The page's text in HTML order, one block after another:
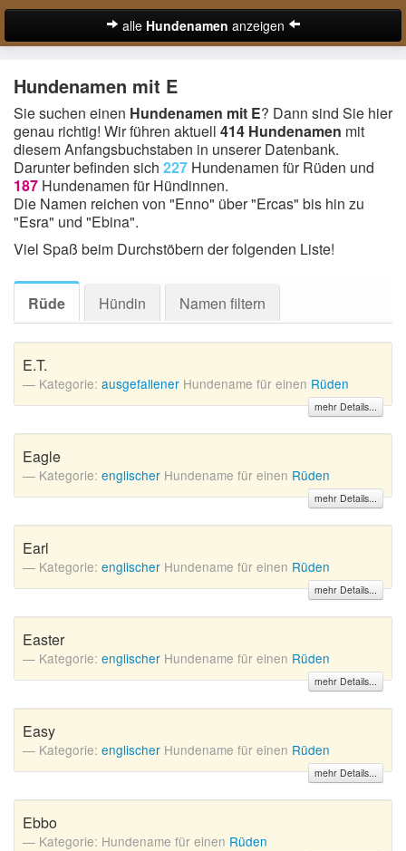
alle Hundenamen anzeigen
Hundenamen für Rüden
Hundenamen für Hündinnen
Ausgefallene Hundenamen
Beliebteste Hundenamen
Coole Hundenamen
Lustige Hundenamen
Süße Hundenamen
Hundenamen von A-Z:
H
I
J
S
T U V W X Y Z
Suche
Hundenamen mit E
Sie suchen einen Hundenamen mit E? Dann sind Sie hier
genau richtig! Wir führen aktuell 414 Hundenamen mit
diesem Anfangsbuchstaben in unserer Datenbank.
Darunter befinden sich 227 Hundenamen für Rüden und
187 Hundenamen für Hündinnen.
Die Namen reichen von "Enno" über "Ercas" bis hin zu
"Esra" und "Ebina".
Viel Spaß beim Durchstöbern der folgenden Liste!
Rüde Hündin Namen filtern
E.T.
Kategorie: ausgefallener Hundename für einen Rüden
mehr Details...
Eagle
Kategorie: englischer Hundename für einen Rüden
mehr Details...
Earl
Kategorie: englischer Hundename für einen Rüden
mehr Details...
Easter
Kategorie: englischer Hundename für einen Rüden
mehr Details...
Easy
Kategorie: englischer Hundename für einen Rüden
mehr Details...
Ebbo
Kategorie: Hundename für einen Rüden